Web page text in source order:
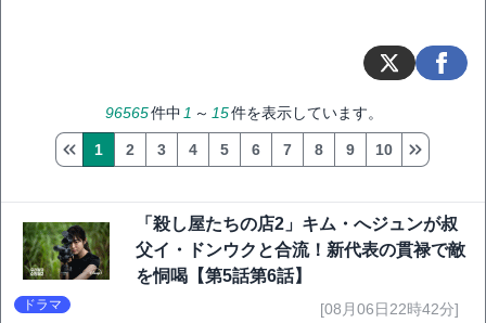
96565件中 1 ～ 15件を表示しています。
1 2 3 4 5 6 7 8 9 10
「殺し屋たちの店2」キム・へジュンが叔
父イ・ドンウクと合流！新代表の貫禄で敵
を恫喝【第5話第6話】
ドラマ [08月06日22時42分]